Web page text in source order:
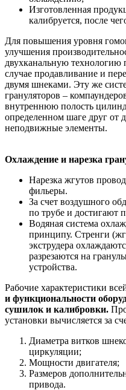
Изготовленная
калибруется, после
Для повышения уровня
улучшения
двухканальную технологию
случае продавливание и
двумя шнеками. Эту же
грануляторов –
внутреннюю полость
определенном шаге друг от
неподвижные элементы.
Охлаждение и нарезка
Нарезка жгутов
фильеры.
За счет воздушного
по трубе и достигают
Водяная система
принципу. Стренги
экструдера
разрезаются на
устройства.
Рабочие характеристики
и функциональности
сушилок и калибровки.
установки вычисляется за
Диаметра витков
циркуляции;
Мощности двигателя;
Размеров
привода.